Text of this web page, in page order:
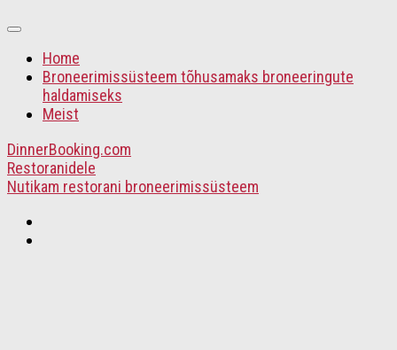
Home
Broneerimissüsteem tõhusamaks broneeringute
haldamiseks
Meist
DinnerBooking.com
Restoranidele
Nutikam restorani broneerimissüsteem